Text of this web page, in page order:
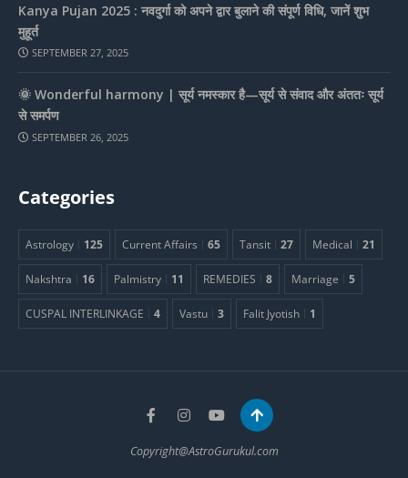
Kanya Pujan 2025 : नवदुर्गा को अपने द्वार बुलाने की संपूर्ण विधि, जानें शुभ
मुहूर्त
SEPTEMBER 27, 2025
🌞 Wonderful harmony | सूर्य नमस्कार है—सूर्य से संवाद और अंततः सूर्य
से समर्पण
SEPTEMBER 26, 2025
Categories
Astrology 125 Current Affairs 65 Tansit 27 Medical 21
Nakshtra 16 Palmistry 11 REMEDIES 8 Marriage 5
CUSPAL INTERLINKAGE 4 Vastu 3 Falit Jyotish 1
Copyright@AstroGurukul.com